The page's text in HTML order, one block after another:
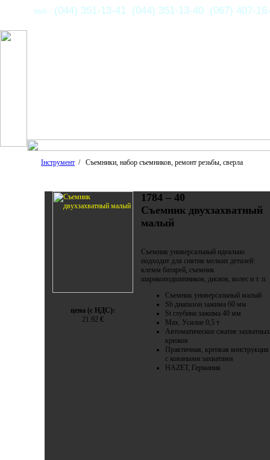
тел.: (044) 351-13-41 (044) 351-13-40 (067) 407-
Інструмент / Съемники, набор съемников, ремонт резьбы, сверла
цена (с НДС):
21.92 €
1784 – 40
Съемник двухзахватный
малый
Съемник универсальный идеально
подходит для снятия мелких деталей:
клемм батарей, съемник
шарикоподшипников, дисков, колес и т. п.
Съемник универсальный малый
Sb диапазон зажима 60 мм
St глубина зажима 40 мм
Max. Усилие 0,5 т
Автоматическое сжатие захватных
крюков
Практичная, крепкая конструкция
с коваными захватами
HAZET, Германия